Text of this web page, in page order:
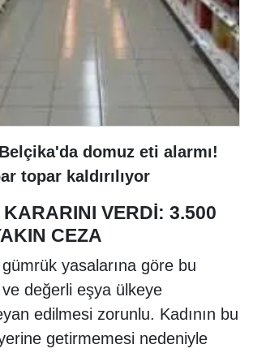
domuz eti alarmı!
topar kaldırılıyor
VERDİ: 3.500
CEZA
yasalarına göre bu
değerli eşya ülkeye
edilmesi zorunlu. Kadının bu
getirmemesi nedeniyle